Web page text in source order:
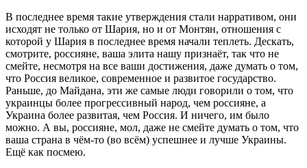
В последнее время такие утверждения стали нарративом, они
исходят не только от Шария, но и от Монтян, отношения с
которой у Шария в последнее время начали теплеть. Дескать,
смотрите, россияне, ваша элита нашу признаёт, так что не
смейте, несмотря на все ваши достижения, даже думать о том,
что Россия великое, современное и развитое государство.
Раньше, до Майдана, эти же самые люди говорили о том, что
украинцы более прогрессивный народ, чем россияне, а
Украина более развитая, чем Россия. И ничего, им было
можно. А вы, россияне, мол, даже не смейте думать о том, что
ваша страна в чём-то (во всём) успешнее и лучше Украины.
Ещё как посмею.